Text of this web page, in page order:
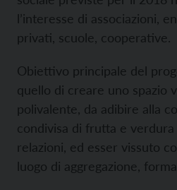
l’interesse di associazioni,
privati, scuole, cooperative.
Obiettivo principale del
quello di creare uno spazio
polivalente, da adibire alla
condivisa di frutta e verdura
relazioni, ed esser vissuto
luogo di aggregazione,